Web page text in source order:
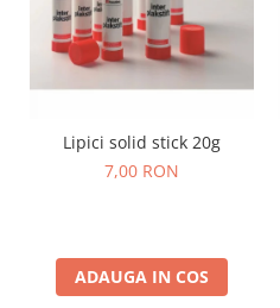
Experimente
Forme
Lumina
Lumini si culori
Pregătire pentru școală
Pregătirea scrierii de mână
Lipici solid stick 20g
7,00 RON
ADAUGA IN COS